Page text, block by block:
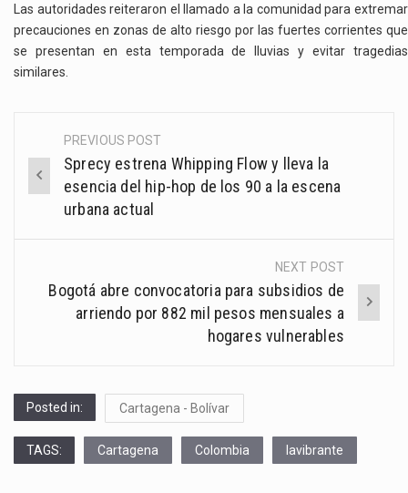
Las autoridades reiteraron el llamado a la comunidad para extremar
precauciones en zonas de alto riesgo por las fuertes corrientes que
se presentan en esta temporada de lluvias y evitar tragedias
similares.
Post
navigation
PREVIOUS POST
Sprecy estrena Whipping Flow y lleva la
esencia del hip-hop de los 90 a la escena
urbana actual
NEXT POST
Bogotá abre convocatoria para subsidios de
arriendo por 882 mil pesos mensuales a
hogares vulnerables
Posted in: Cartagena - Bolívar
TAGS: Cartagena Colombia lavibrante